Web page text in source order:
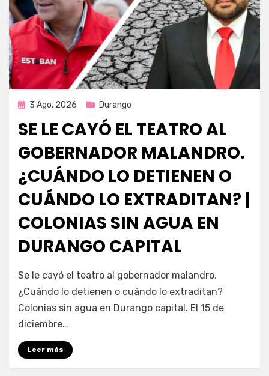
Publicada
3 Ago, 2026 Durango
SE LE CAYÓ EL TEATRO AL
GOBERNADOR MALANDRO.
¿CUÁNDO LO DETIENEN O
CUÁNDO LO EXTRADITAN? |
COLONIAS SIN AGUA EN
DURANGO CAPITAL
por Fernando Miranda Servín
Se le cayó el teatro al gobernador malandro.
¿Cuándo lo detienen o cuándo lo extraditan?
Colonias sin agua en Durango capital. El 15 de
diciembre…
Leer más